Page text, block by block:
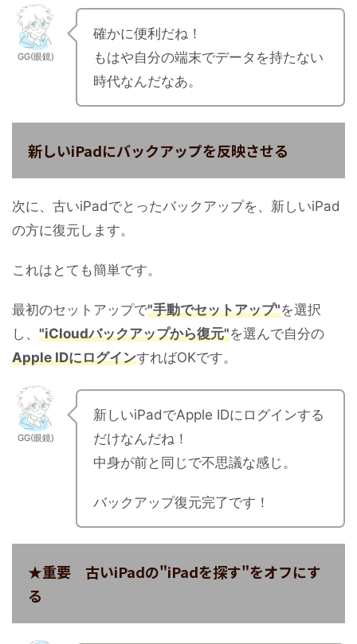
GG(眼鏡)
確かに便利だね！
もはや自分の端末でデータを持たない
時代なんだなあ。
新しいiPadにバックアップを反映させる
次に、古いiPadでとったバックアップを、新しいiPad
の方に復元します。
これはとても簡単です。
最初のセットアップで"手動でセットアップ"を選択
し、 "iCloudバックアップから復元"を選んで自分の
Apple IDにログインすればOKです。
GG(眼鏡)
新しいiPadでApple IDにログインする
だけなんだね！
中身が前と同じで不思議な感じ。
バックアップ復元完了です！
★重要 古いiPadの"iPadを探す"をオフにす
る